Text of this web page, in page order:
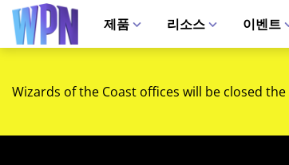
제품 리소스 이벤트
Wizards of the Coast offices will be closed